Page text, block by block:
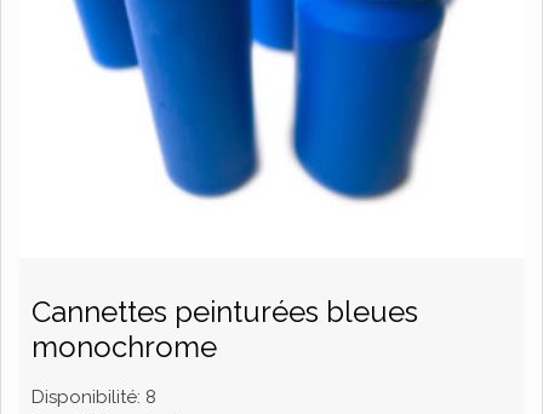
Cannettes peinturées bleues
monochrome
Disponibilité: 8